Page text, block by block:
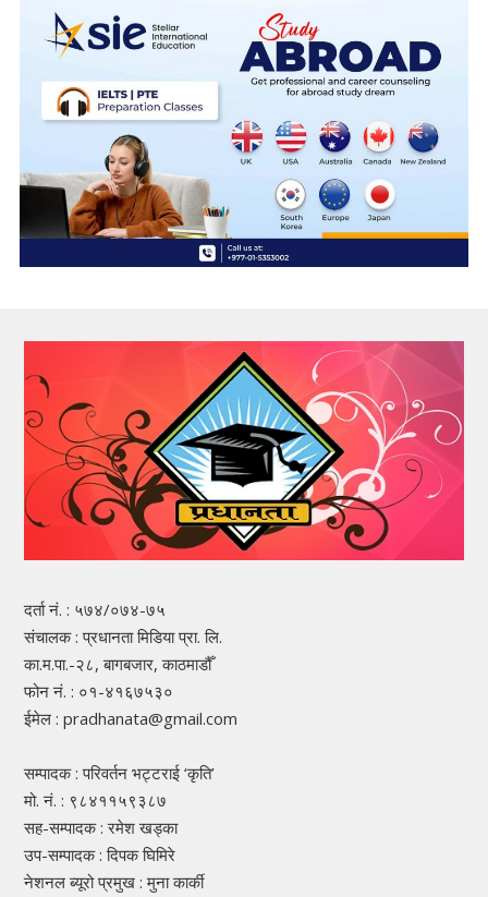
दर्ता नं. : ५७४/०७४-७५
संचालक : प्रधानता मिडिया प्रा. लि.
का.म.पा.-२८, बागबजार, काठमाडौँ
फोन नं. : ०१-४१६७५३०
ईमेल : pradhanata@gmail.com
सम्पादक : परिवर्तन भट्टराई ‘कृति’
मो. नं. : ९८४११५९३८७
सह-सम्पादक : रमेश खड्का
उप-सम्पादक : दिपक घिमिरे
नेशनल ब्यूरो प्रमुख : मुना कार्की